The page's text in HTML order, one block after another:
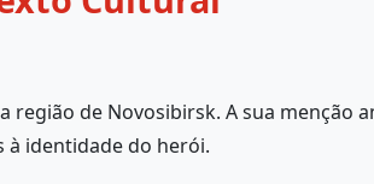
região de Novosibirsk. A sua menção
à identidade do herói.